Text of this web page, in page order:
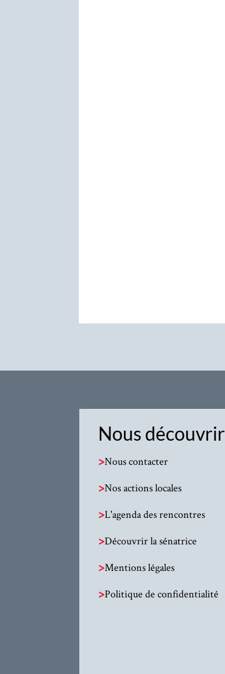
Nous découvrir
>Nous contacter
>Nos actions locales
>L'agenda des rencontres
>Découvrir la sénatrice
>Mentions légales
>Politique de confidentialité